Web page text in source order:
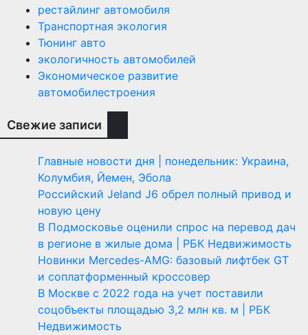
рестайлинг автомобиля
Транспортная экология
Тюнинг авто
экологичность автомобилей
Экономическое развитие
автомобилестроения
Свежие записи
Главные новости дня | понедельник: Украина,
Колумбия, Йемен, Эбола
Российский Jeland J6 обрел полный привод и
новую цену
В Подмосковье оценили спрос на перевод дач
в регионе в жилые дома | РБК Недвижимость
Новинки Mercedes-AMG: базовый лифтбек GT
и соплатформенный кроссовер
В Москве с 2022 года на учет поставили
соцобъекты площадью 3,2 млн кв. м | РБК
Недвижимость